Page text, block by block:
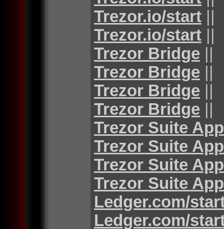
Trezor.io/start ||
Trezor.io/start ||
Trezor Bridge ||
Trezor Bridge ||
Trezor Bridge ||
Trezor Bridge ||
Trezor Suite App
Trezor Suite App
Trezor Suite App
Trezor Suite App
Ledger.com/
Ledger.com/